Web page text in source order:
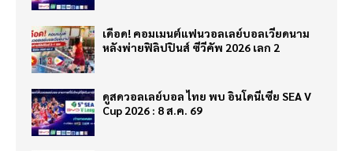
เดือด! คอมเมนต์แฟนวอลเลย์บอลเวียดนาม
หลังพ่ายฟิลิปปินส์ ซีวีคัพ 2026 เลก 2
ดูสดวอลเลย์บอล ไทย พบ อินโดนีเซีย SEA V
Cup 2026 : 8 ส.ค. 69